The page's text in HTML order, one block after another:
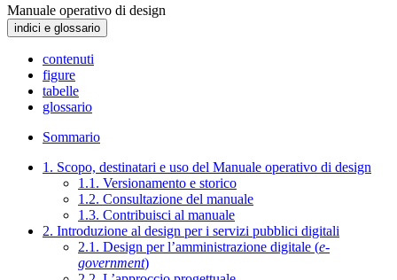
Manuale operativo di design
indici e glossario
contenuti
figure
tabelle
glossario
Sommario
1. Scopo, destinatari e uso del Manuale operativo di design
1.1. Versionamento e storico
1.2. Consultazione del manuale
1.3. Contribuisci al manuale
2. Introduzione al design per i servizi pubblici digitali
2.1. Design per l’amministrazione digitale (e-
government)